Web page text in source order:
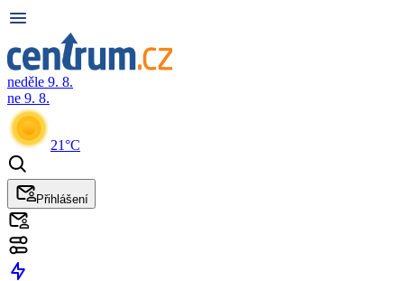
neděle 9. 8.
ne 9. 8.
21°C
Přihlášení